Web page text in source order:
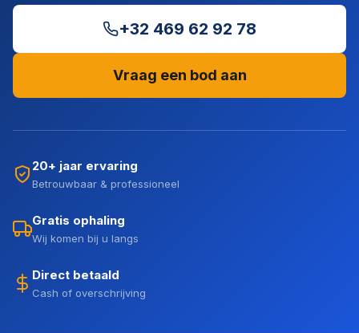
+32 469 62 92 78
Vraag een bod aan
20+ jaar ervaring
Betrouwbaar & professioneel
Gratis ophaling
Wij komen bij u langs
Direct betaald
Cash of overschrijving